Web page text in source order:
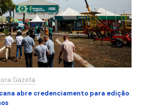
Gazeta
abre credenciamento para edição